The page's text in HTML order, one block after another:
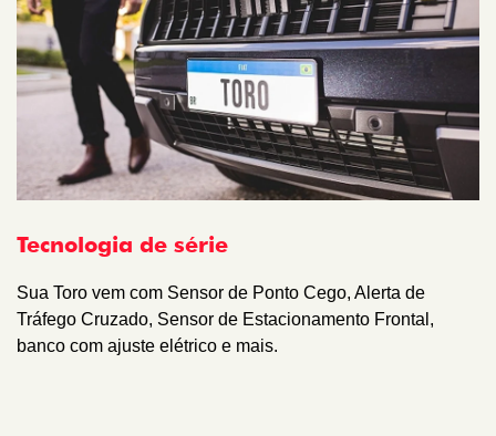
Tecnologia de série
Sua Toro vem com Sensor de Ponto Cego, Alerta de
Tráfego Cruzado, Sensor de Estacionamento Frontal,
banco com ajuste elétrico e mais.